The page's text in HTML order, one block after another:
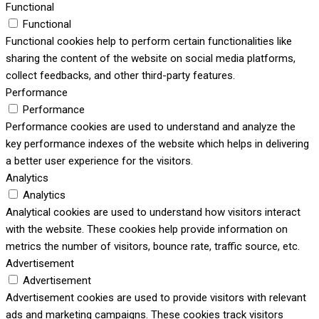
Functional
Functional
Functional cookies help to perform certain functionalities like
sharing the content of the website on social media platforms,
collect feedbacks, and other third-party features.
Performance
Performance
Performance cookies are used to understand and analyze the
key performance indexes of the website which helps in delivering
a better user experience for the visitors.
Analytics
Analytics
Analytical cookies are used to understand how visitors interact
with the website. These cookies help provide information on
metrics the number of visitors, bounce rate, traffic source, etc.
Advertisement
Advertisement
Advertisement cookies are used to provide visitors with relevant
ads and marketing campaigns. These cookies track visitors